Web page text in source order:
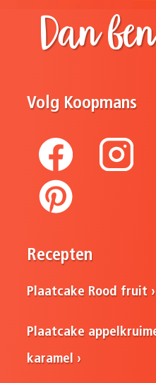
Dan
Volg Koopmans
Recepten
Plaatcake Rood fruit
Plaatcake
karamel